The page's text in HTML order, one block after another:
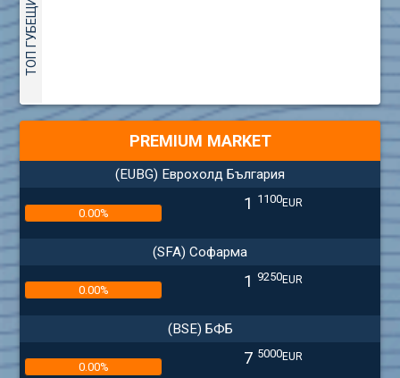
ТОП ГУБЕЩИ
PREMIUM MARKET
(EUBG) Еврохолд България
0.00% 1 1100EUR
(SFA) Софарма
0.00% 1 9250EUR
(BSE) БФБ
0.00% 7 5000EUR